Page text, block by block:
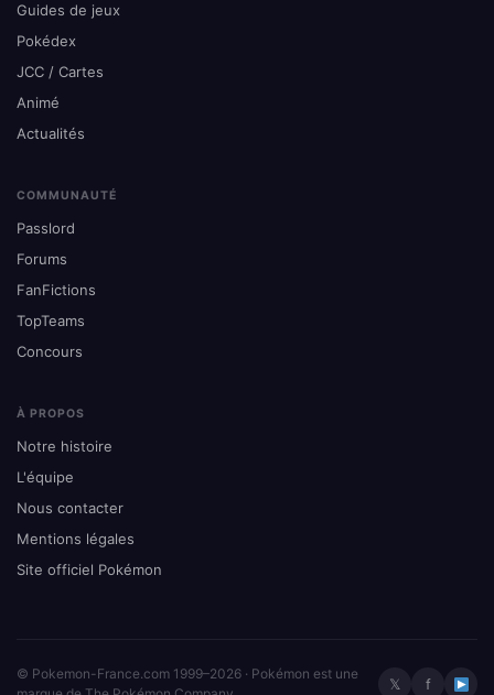
Guides de jeux
Pokédex
JCC / Cartes
Animé
Actualités
COMMUNAUTÉ
Passlord
Forums
FanFictions
TopTeams
Concours
À PROPOS
Notre histoire
L'équipe
Nous contacter
Mentions légales
Site officiel Pokémon
© Pokemon-France.com 1999–2026 · Pokémon est une
𝕏 f